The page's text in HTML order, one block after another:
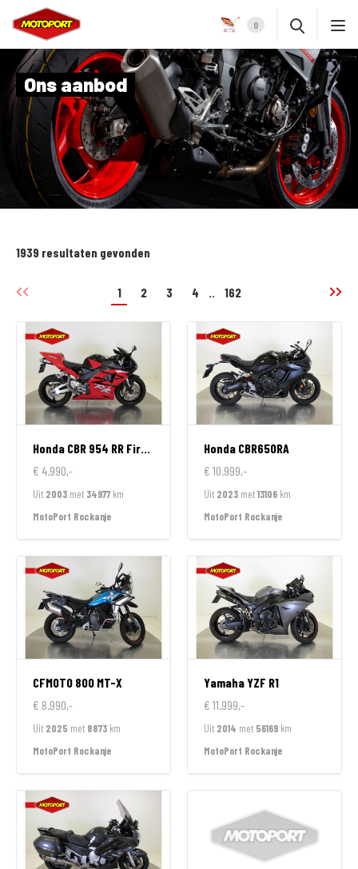
0
Ons aanbod
1939 resultaten gevonden
1 2 3 4 .. 162
Honda CBR 954 RR FireBlade
€ 4.990,-
Uit 2003 met 34977 km
MotoPort Rockanje
Honda CBR650RA
€ 10.999,-
Uit 2023 met13106 km
MotoPort Rockanje
CFMOTO 800 MT-X
€ 8.990,-
Uit 2025 met 8873 km
MotoPort Rockanje
YamahaYZF R1
€ 11.999,-
Uit 2014 met 56169 km
MotoPort Rockanje